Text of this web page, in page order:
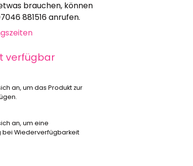
brauchen, können
881516 anrufen.
verfügbar
an, um das Produkt zur
an, um eine
bei Wiederverfügbarkeit